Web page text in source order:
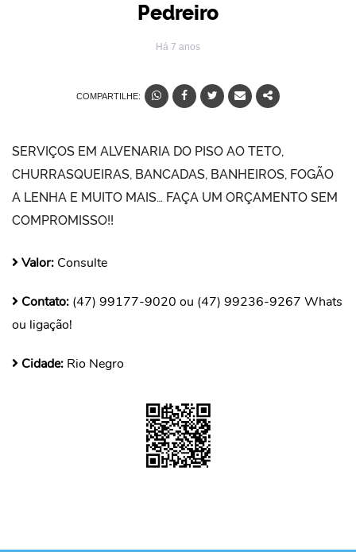
Pedreiro
Há 7 anos
COMPARTILHE:
SERVIÇOS EM ALVENARIA DO PISO AO TETO,
CHURRASQUEIRAS, BANCADAS, BANHEIROS, FOGÃO
A LENHA E MUITO MAIS… FAÇA UM ORÇAMENTO SEM
COMPROMISSO!!
Valor: Consulte
Contato: (47) 99177-9020 ou (47) 99236-9267 Whats
ou ligação!
Cidade: Rio Negro